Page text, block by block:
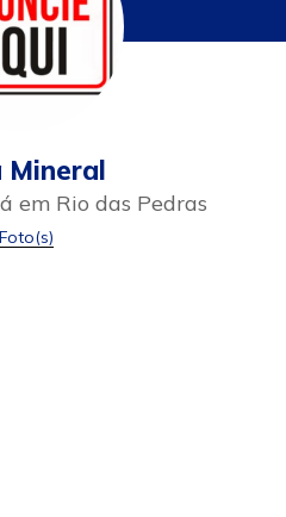
Mineral
em Rio das Pedras